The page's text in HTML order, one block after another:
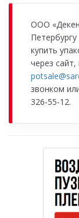
ООО
купить
через
звонком
326-55-12.